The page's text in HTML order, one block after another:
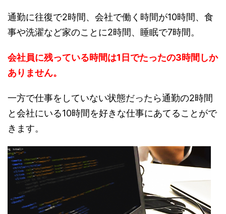
通勤に往復で2時間、会社で働く時間が10時間、食
事や洗濯など家のことに2時間、睡眠で7時間。
会社員に残っている時間は1日でたったの3時間しか
ありません。
一方で仕事をしていない状態だったら通勤の2時間
と会社にいる10時間を好きな仕事にあてることがで
きます。